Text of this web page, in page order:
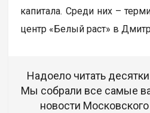
капитала. Среди них –
центр «Белый раст» в
Надоело читать
Мы собрали все самые
новости